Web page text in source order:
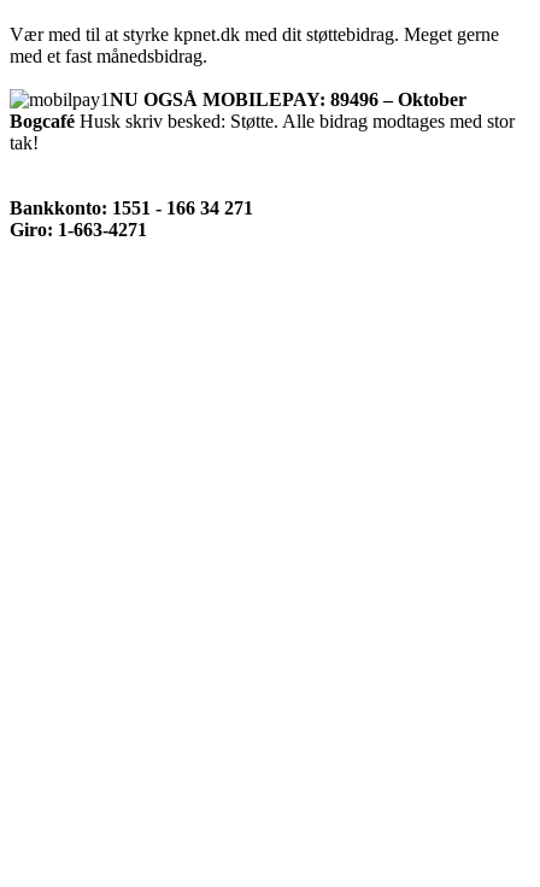
Vær med til at styrke kpnet.dk med dit støttebidrag. Meget gerne
med et fast månedsbidrag.
NU OGSÅ MOBILEPAY: 89496 – Oktober
Bogcafé Husk skriv besked: Støtte. Alle bidrag modtages med stor
tak!
Bankkonto: 1551 - 166 34 271
Giro: 1-663-4271